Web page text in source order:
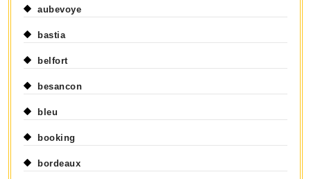
aubevoye
bastia
belfort
besancon
bleu
booking
bordeaux